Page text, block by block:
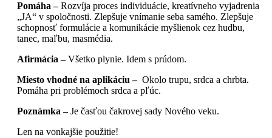
Pomáha –Rozvíja proces individuácie, kreatívneho vyjadrenia
„JA“ v spoločnosti. Zlepšuje vnímanie seba samého. Zlepšuje
schopnosť formulácie a komunikácie myšlienok cez hudbu,
tanec, maľbu, masmédia.
Afirmácia –Všetko plynie. Idem s prúdom.
Miesto vhodné na aplikáciu – Okolo trupu, srdca a chrbta.
Pomáha pri problémoch srdca a pľúc.
Poznámka –Je časťou čakrovej sady Nového veku.
Len na vonkajšie použitie!